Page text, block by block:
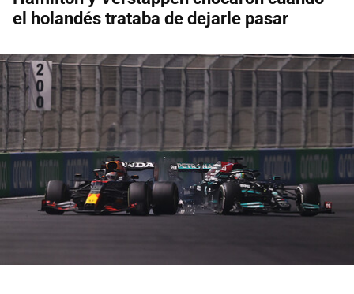
el holandés trataba de dejarle pasar